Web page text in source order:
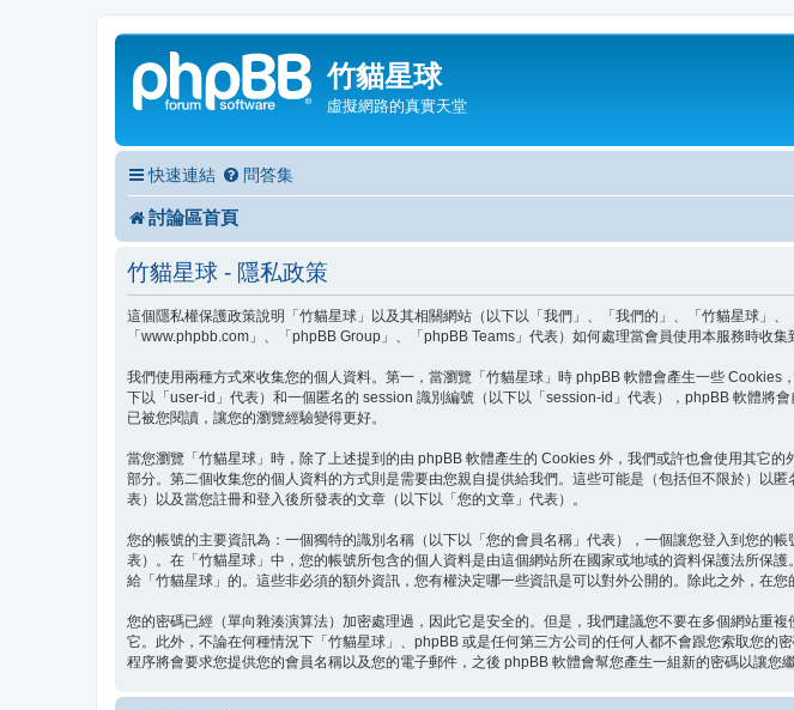
竹貓星球
虛擬網路的真實天堂
快速連結 問答集
討論區首頁
竹貓星球 - 隱私政策
這個隱私權保護政策說明「竹貓星球」以及其相關網站（以下以「我們」、「我們的」、「竹貓星球」
「www.phpbb.com」、「phpBB Group」、「phpBB Teams」代表）如何處理當會員使用本服務時收
我們使用兩種方式來收集您的個人資料。第一，當瀏覽「竹貓星球」時 phpBB 軟體會產生一些
下以「user-id」代表）和一個匿名的 session 識別編號（以下以「session-id」代表），phpBB 軟體將
已被您閱讀，讓您的瀏覽經驗變得更好。
當您瀏覽「竹貓星球」時，除了上述提到的由 phpBB 軟體產生的 Cookies 外，我們或許也會使用其它
部分。第二個收集您的個人資料的方式則是需要由您親自提供給我們。這些可能是（包括但不限於）以
表）以及當您註冊和登入後所發表的文章（以下以「您的文章」代表）。
您的帳號的主要資訊為：一個獨特的識別名稱（以下以「您的會員名稱」代表），一個讓您登入到您的
表）。在「竹貓星球」中，您的帳號所包含的個人資料是由這個網站所在國家或地域的資料保護法所保
給「竹貓星球」的。這些非必須的額外資訊，您有權決定哪一些資訊是可以對外公開的。除此之外，在
您的密碼已經（單向雜湊演算法）加密處理過，因此它是安全的。但是，我們建議您不要在多個網站重
它。此外，不論在何種情況下「竹貓星球」、phpBB 或是任何第三方公司的任何人都不會跟您索取您
程序將會要求您提供您的會員名稱以及您的電子郵件，之後 phpBB 軟體會幫您產生一組新的密碼以讓您